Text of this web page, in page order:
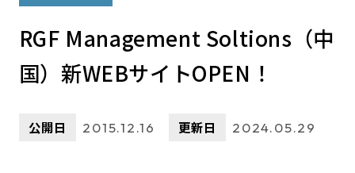
RGF Management Soltions（中
国）新WEBサイトOPEN！
公開日 2015.12.16 更新日 2024.05.29